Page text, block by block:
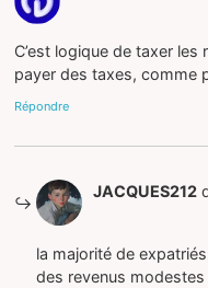
C’est logique de taxer les
payer des taxes, comme
Répondre
JACQUES212
la majorité de
des revenus